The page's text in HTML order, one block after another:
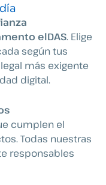
elDAS. Elige
según tus
más exigente
digital.
cumplen el
Todas nuestras
responsables